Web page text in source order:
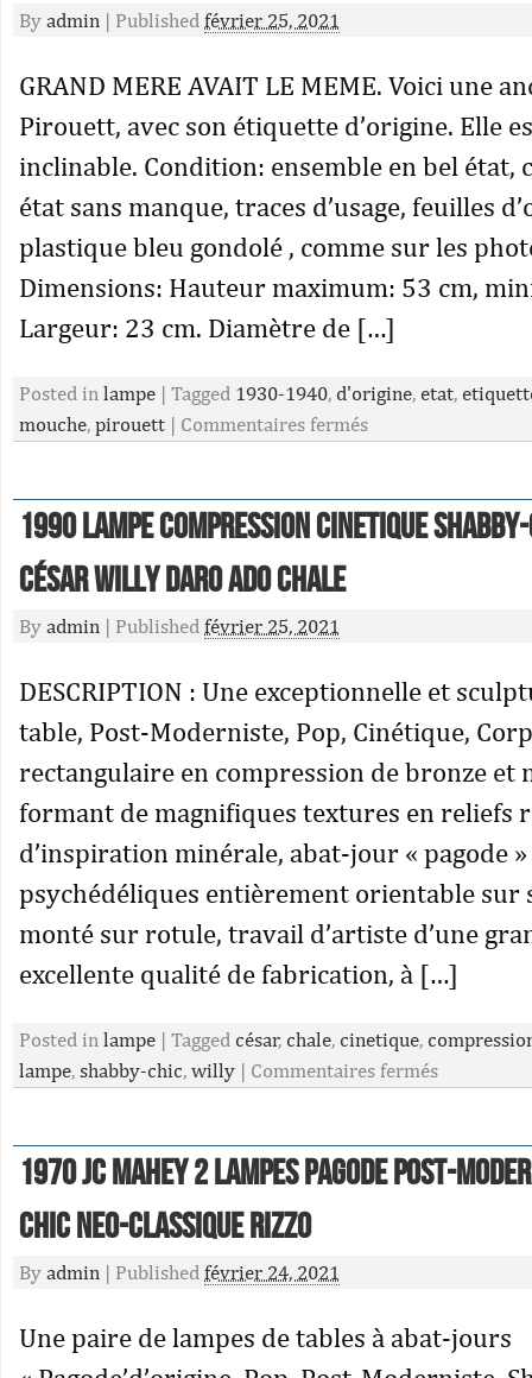
By admin | Published février 25, 2021
GRAND MERE AVAIT LE MEME. Voici une
Pirouett, avec son étiquette d’origine. Elle
inclinable. Condition: ensemble en bel état,
état sans manque, traces d’usage, feuilles
plastique bleu gondolé , comme sur les
Dimensions: Hauteur maximum: 53 cm,
Largeur: 23 cm. Diamètre de […]
Posted in lampe | Tagged 1930-1940, d'origine, etat,
mouche, pirouett | Commentaires fermés
1990 LAMPE COMPRESSION CINETIQUE
César Willy Daro Ado Chale
By admin | Published février 25, 2021
DESCRIPTION : Une exceptionnelle et
table, Post-Moderniste, Pop, Cinétique,
rectangulaire en compression de bronze et
formant de magnifiques textures en reliefs
d’inspiration minérale, abat-jour « pagode
psychédéliques entièrement orientable sur
monté sur rotule, travail d’artiste d’une
excellente qualité de fabrication, à […]
Posted in lampe | Tagged césar, chale, cinetique,
lampe, shabby-chic, willy | Commentaires fermés
1970 JC MAHEY 2 LAMPES PAGODE POST-
CHIC NEO-CLASSIQUE Rizzo
By admin | Published février 24, 2021
Une paire de lampes de tables à abat-jours